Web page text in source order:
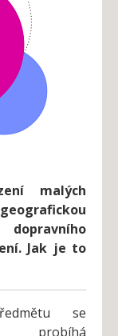
malých
Jak je to
se
probíhá